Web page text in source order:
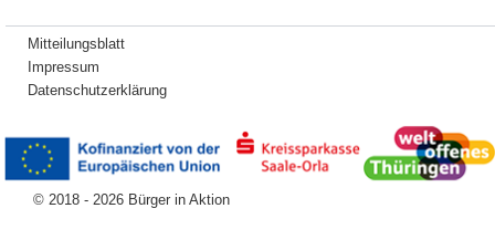
Mitteilungsblatt
Impressum
Datenschutzerklärung
© 2018 - 2026 Bürger in Aktion